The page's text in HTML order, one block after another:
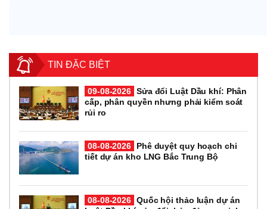
TIN ĐẶC BIỆT
09-08-2026 Sửa đổi Luật Dầu khí: Phân
cấp, phân quyền nhưng phải kiểm soát
rủi ro
08-08-2026
Phê duyệt quy hoạch chi
tiết dự án kho LNG Bắc Trung Bộ
08-08-2026 Quốc hội thảo luận dự án